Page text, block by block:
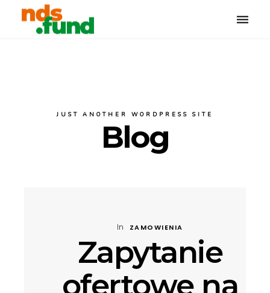
Toggle
JUST ANOTHER WORDPRESS SITE
Blog
In ZAMOWIENIA
Zapytanie
ofertowe na